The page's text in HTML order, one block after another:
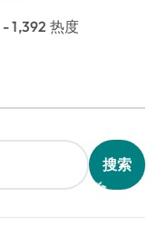
- 1,392 热度
搜索